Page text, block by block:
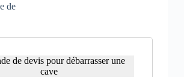
de
de devis pour débarrasser une
cave